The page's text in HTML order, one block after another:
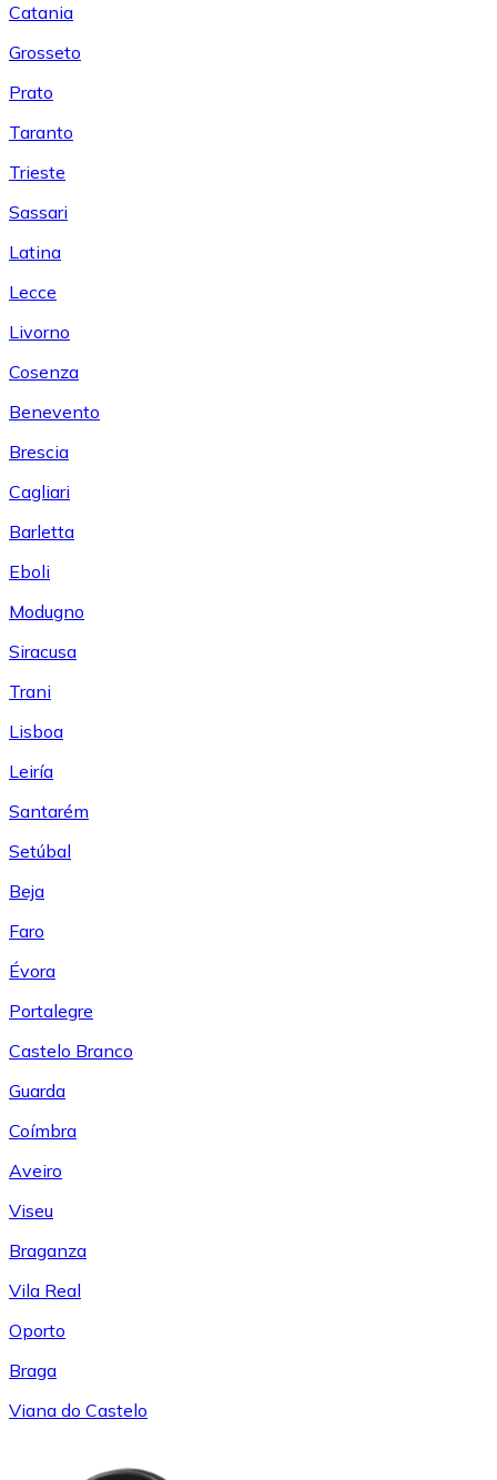
Catania
Grosseto
Prato
Taranto
Trieste
Sassari
Latina
Lecce
Livorno
Cosenza
Benevento
Brescia
Cagliari
Barletta
Eboli
Modugno
Siracusa
Trani
Lisboa
Leiría
Santarém
Setúbal
Beja
Faro
Évora
Portalegre
Castelo Branco
Guarda
Coímbra
Aveiro
Viseu
Braganza
Vila Real
Oporto
Braga
Viana do Castelo